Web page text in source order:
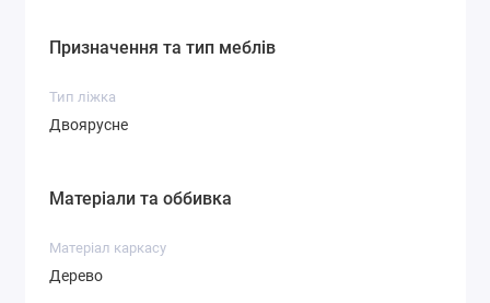
Призначення та тип меблів
Тип ліжка
Двоярусне
Матеріали та оббивка
Матеріал каркасу
Дерево